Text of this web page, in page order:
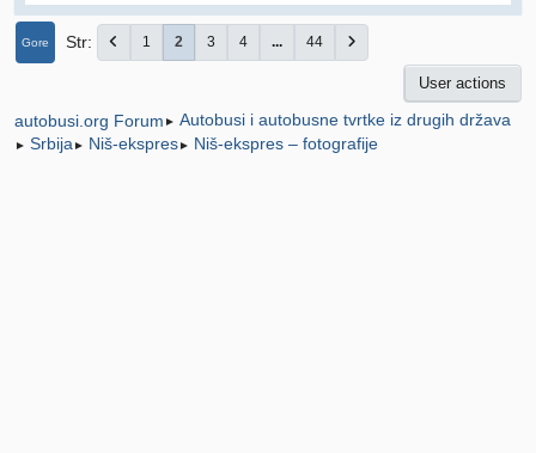
Gore Str 1 2 3 4 ... 44
User actions
autobusi.org Forum ► Autobusi i autobusne tvrtke iz drugih država
► Srbija ► Niš-ekspres► Niš-ekspres – fotografije